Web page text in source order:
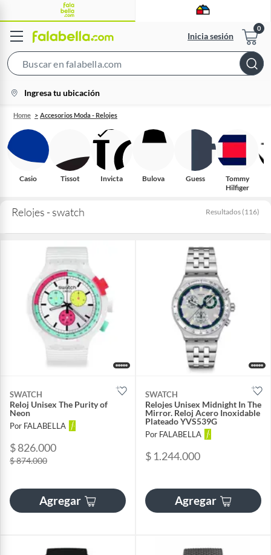
Inicia sesión
Bar
location-
icon
Ingresa tu ubicación
Home Accesorios Moda - Relojes
Casio Tissot Invicta Bulova Guess
Tommy
Hilfiger
Relojes - swatch Resultados (116)
SWATCH
Reloj Unisex The Purity of
Neon
Por FALABELLA
$ 826.000
$ 874.000
Agregar
SWATCH
Relojes Unisex Midnight In The
Mirror. Reloj Acero Inoxidable
Plateado YVS539G
Por FALABELLA
$ 1.244.000
Agregar